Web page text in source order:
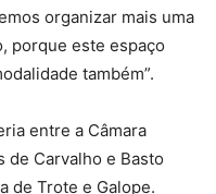
organizar mais uma
porque este espaço
também”.
entre a Câmara
de Carvalho e Basto
de Trote e Galope.